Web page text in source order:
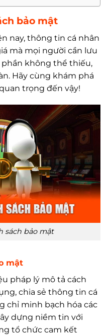
bảo mật
nay, thông tin cá nhân
mà mọi người cần lưu
phần không thể thiếu,
Hãy cùng khám phá
trọng đến vậy!
sách bảo mật
mật
pháp lý mô tả cách
chia sẻ thông tin cá
chỉ minh bạch hóa các
dựng niềm tin với
tổ chức cam kết